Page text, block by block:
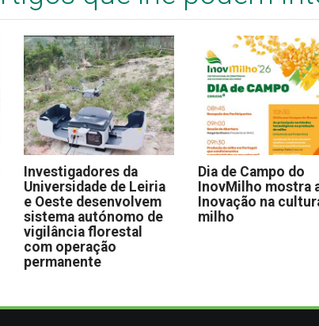
Investigadores da
Universidade de Leiria
e Oeste desenvolvem
sistema autónomo de
vigilância florestal
com operação
permanente
Dia de Campo do
InovMilho mostra
Inovação na
milho